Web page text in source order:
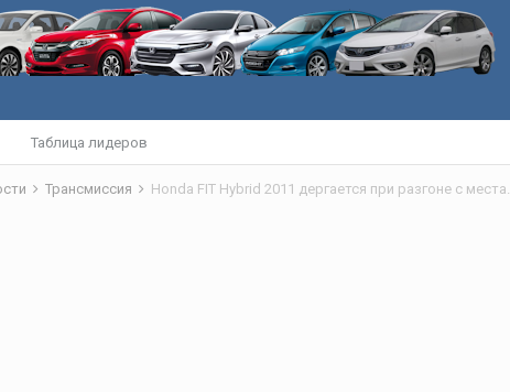
Таблица лидеров
Трансмиссия Honda FIT Hybrid 2011 дергается при разгоне с места.